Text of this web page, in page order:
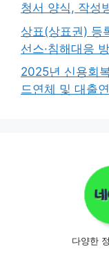
청서 양식, 작성
상표(상표권) 등
선스·침해대응
2025년 신용회
드연체 및 대출
다양한